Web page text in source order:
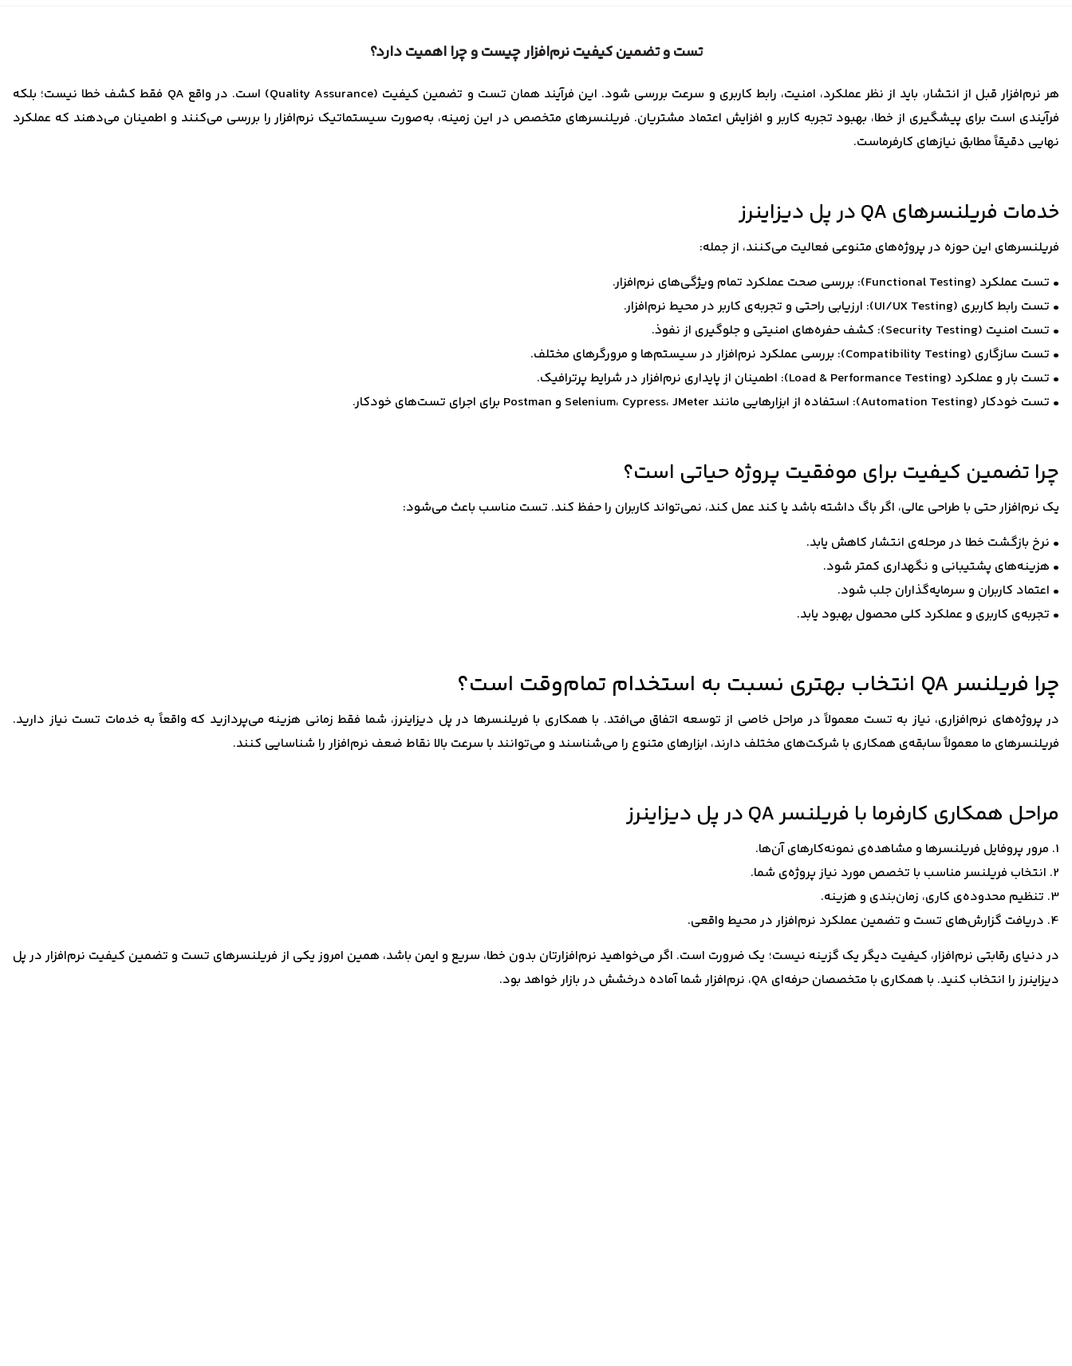
تست و تضمین کیفیت نرم‌افزار چیست و چرا اهمیت دارد؟
هر نرم‌افزار قبل از انتشار، باید از نظر عملکرد، امنیت، رابط کاربری و سرعت بررسی شود. این فرآیند همان تست و تضمین کیفیت (Quality Assurance) است. در واقع QA فقط کشف خطا نیست؛ بلکه
فرآیندی است برای پیشگیری از خطا، بهبود تجربه کاربر و افزایش اعتماد مشتریان. فریلنسرهای متخصص در این زمینه، به‌صورت سیستماتیک نرم‌افزار را بررسی می‌کنند و اطمینان می‌دهند که عملکرد
نهایی دقیقاً مطابق نیازهای کارفرماست.
خدمات فریلنسرهای QA در پل دیزاینرز
فریلنسرهای این حوزه در پروژه‌های متنوعی فعالیت می‌کنند، از جمله:
• تست عملکرد (Functional Testing): بررسی صحت عملکرد تمام ویژگی‌های نرم‌افزار.
• تست رابط کاربری (UI/UX Testing): ارزیابی راحتی و تجربه‌ی کاربر در محیط نرم‌افزار.
• تست امنیت (Security Testing): کشف حفره‌های امنیتی و جلوگیری از نفوذ.
• تست سازگاری (Compatibility Testing): بررسی عملکرد نرم‌افزار در سیستم‌ها و مرورگرهای مختلف.
• تست بار و عملکرد (Load & Performance Testing): اطمینان از پایداری نرم‌افزار در شرایط پرترافیک.
• تست خودکار (Automation Testing): استفاده از ابزارهایی مانند Selenium، Cypress، JMeter و Postman برای اجرای تست‌های خودکار.
چرا تضمین کیفیت برای موفقیت پروژه حیاتی است؟
یک نرم‌افزار حتی با طراحی عالی، اگر باگ داشته باشد یا کند عمل کند، نمی‌تواند کاربران را حفظ کند. تست مناسب باعث می‌شود:
• نرخ بازگشت خطا در مرحله‌ی انتشار کاهش یابد.
• هزینه‌های پشتیبانی و نگهداری کمتر شود.
• اعتماد کاربران و سرمایه‌گذاران جلب شود.
• تجربه‌ی کاربری و عملکرد کلی محصول بهبود یابد.
چرا فریلنسر QA انتخاب بهتری نسبت به استخدام تمام‌وقت است؟
در پروژه‌های نرم‌افزاری، نیاز به تست معمولاً در مراحل خاصی از توسعه اتفاق می‌افتد. با همکاری با فریلنسرها در پل دیزاینرز، شما فقط زمانی هزینه می‌پردازید که واقعاً به خدمات تست نیاز دارید.
فریلنسرهای ما معمولاً سابقه‌ی همکاری با شرکت‌های مختلف دارند، ابزارهای متنوع را می‌شناسند و می‌توانند با سرعت بالا نقاط ضعف نرم‌افزار را شناسایی کنند.
مراحل همکاری کارفرما با فریلنسر QA در پل دیزاینرز
1. مرور پروفایل فریلنسرها و مشاهده‌ی نمونه‌کارهای آن‌ها.
2. انتخاب فریلنسر مناسب با تخصص مورد نیاز پروژه‌ی شما.
3. تنظیم محدوده‌ی کاری، زمان‌بندی و هزینه.
4. دریافت گزارش‌های تست و تضمین عملکرد نرم‌افزار در محیط واقعی.
در دنیای رقابتی نرم‌افزار، کیفیت دیگر یک گزینه نیست؛ یک ضرورت است. اگر می‌خواهید نرم‌افزارتان بدون خطا، سریع و ایمن باشد، همین امروز یکی از فریلنسرهای تست و تضمین کیفیت نرم‌افزار در پل
دیزاینرز را انتخاب کنید. با همکاری با متخصصان حرفه‌ای QA، نرم‌افزار شما آماده درخشش در بازار خواهد بود.